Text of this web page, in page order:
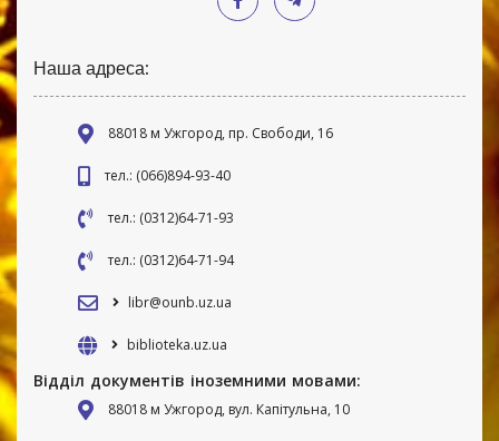
Наша адреса:
88018 м Ужгород, пр. Свободи, 16
тел.: (066)894-93-40
тел.: (0312)64-71-93
тел.: (0312)64-71-94
libr@ounb.uz.ua
biblioteka.uz.ua
Відділ документів іноземними мовами:
88018 м Ужгород, вул. Капітульна, 10